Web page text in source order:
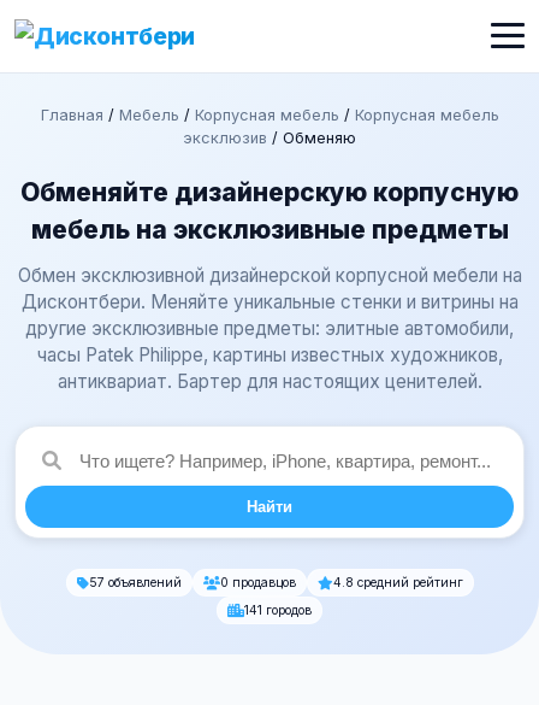
Главная / Мебель / Корпусная мебель / Корпусная мебель
эксклюзив / Обменяю
Обменяйте дизайнерскую корпусную
мебель на эксклюзивные предметы
Обмен эксклюзивной дизайнерской корпусной мебели на
Дисконтбери. Меняйте уникальные стенки и витрины на
другие эксклюзивные предметы: элитные автомобили,
часы Patek Philippe, картины известных художников,
антиквариат. Бартер для настоящих ценителей.
Найти
57 объявлений 0 продавцов
4.8 средний рейтинг
141 городов